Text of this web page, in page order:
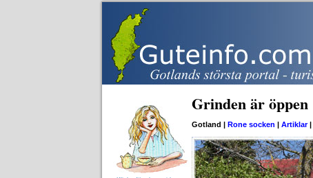
Grinden är öppen
Gotland | Rone socken | Artiklar|